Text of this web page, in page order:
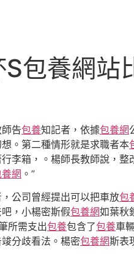
包養網
告包養知記者，依據包養網
。第二種情形就是求職者本
行李箱，。楊師長教師說，
網 。”
公司曾經提出可以把車放包
吧，小楊密斯假包養網如葉秋
所需支出包養包含了包養車
分歧看法。楊密包養網斯表